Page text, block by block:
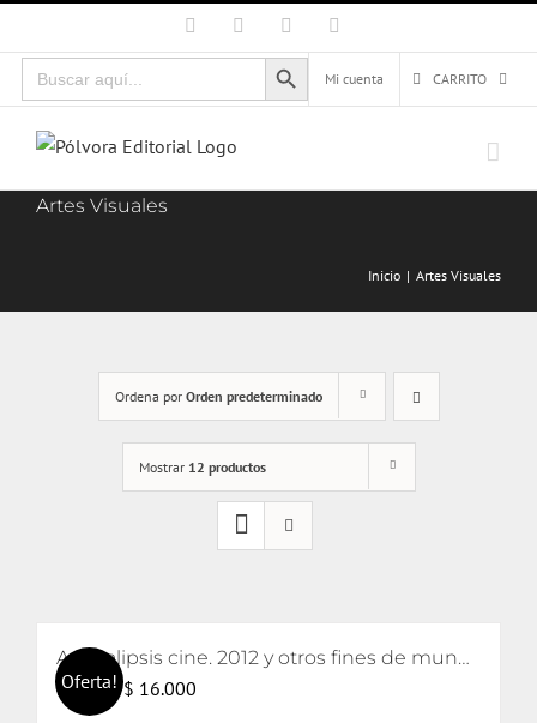
al
contenido
Facebook Instagram
Buscar:
Botón de búsqueda
Mi cuenta
CARRITO
Artes Visuales
Inicio Artes Visuales
Ordena por Orden predeterminado
Mostrar 12 productos
Oferta!
Apocalipsis cine. 2012 y otros fines de mundo
$17.000 El
$ 16.000